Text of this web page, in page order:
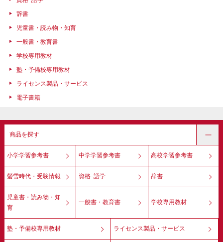
辞書
児童書・読み物・知育
一般書・教育書
学校専用教材
塾・予備校専用教材
ライセンス製品・サービス
電子書籍
商品を探す
小学学習参考書 中学学習参考書 高校学習参考書
螢雪時代・受験情報 資格･語学 辞書
児童書・読み物・知
育
一般書・教育書 学校専用教材
塾・予備校専用教材 ライセンス製品・サービス